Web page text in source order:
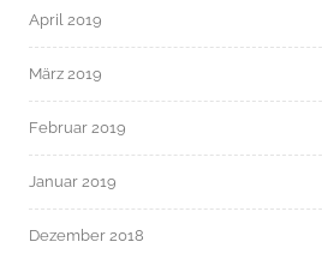
April 2019
März 2019
Februar 2019
Januar 2019
Dezember 2018